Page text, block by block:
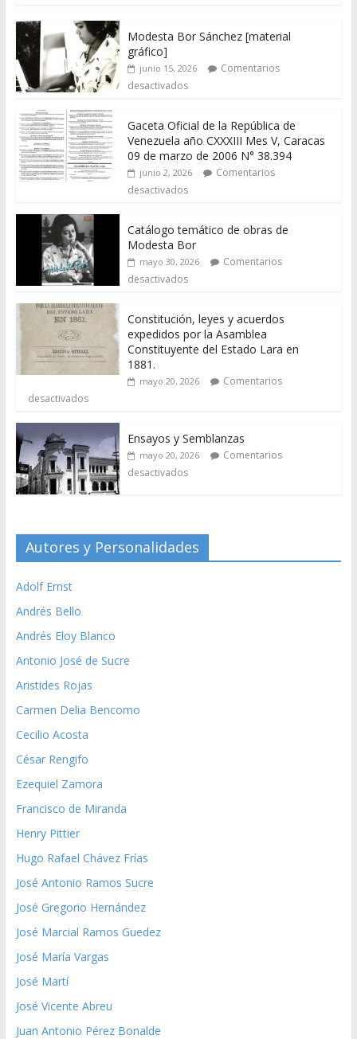
Modesta Bor Sánchez [material
gráfico]
junio 15, 2026
Comentarios
desactivados
Gaceta Oficial de la República de
Venezuela año CXXXIII Mes V, Caracas
09 de marzo de 2006 N° 38.394
junio 2, 2026
Comentarios
desactivados
Catálogo temático de obras de
Modesta Bor
mayo 30, 2026
Comentarios
desactivados
Constitución, leyes y acuerdos
expedidos por la Asamblea
Constituyente del Estado Lara en
1881.
mayo 20, 2026
Comentarios
desactivados
Ensayos y Semblanzas
mayo 20, 2026
Comentarios
desactivados
Autores y Personalidades
Adolf Ernst
Andrés Bello
Andrés Eloy Blanco
Antonio José de Sucre
Aristides Rojas
Carmen Delia Bencomo
Cecilio Acosta
César Rengifo
Ezequiel Zamora
Francisco de Miranda
Henry Pittier
Hugo Rafael Chávez Frías
José Antonio Ramos Sucre
José Gregorio Hernández
José Marcial Ramos Guedez
José María Vargas
José Martí
José Vicente Abreu
Juan Antonio Pérez Bonalde